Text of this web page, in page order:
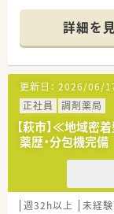
■近隣の整
おり、1日
す。
■薬剤師は
力しながら
す。
【法人特徴
■山口県内に
域医療を長
です。
■社長自身
がいを十分
ます。
詳細を
更新日： 2026/06/
正社員
調剤薬局
【萩市】≪地域
薬歴・分包機完
週32h以上 未経